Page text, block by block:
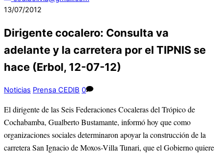
13/07/2012
Dirigente cocalero: Consulta va
adelante y la carretera por el TIPNIS se
hace (Erbol, 12-07-12)
Noticias Prensa CEDIB 0
El dirigente de las Seis Federaciones Cocaleras del Trópico de
Cochabamba, Gualberto Bustamante, informó hoy que como
organizaciones sociales determinaron apoyar la construcción de la
carretera San Ignacio de Moxos-Villa Tunari, que el Gobierno quiere